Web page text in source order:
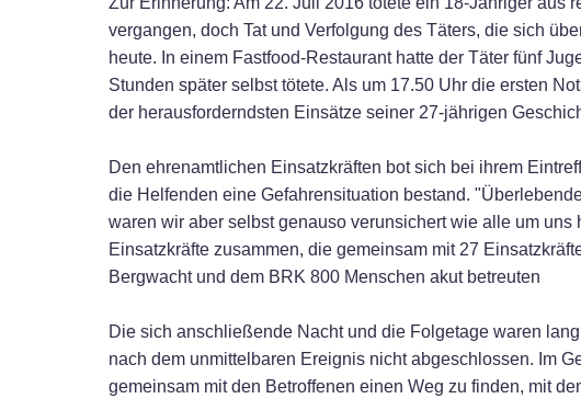
vergangen, doch Tat und Verfolgung des Täters, die sich
heute. In einem Fastfood-Restaurant hatte der Täter fünf
Stunden später selbst tötete. Als um 17.50 Uhr die ersten
der herausforderndsten Einsätze seiner 27-jährigen
Den ehrenamtlichen Einsatzkräften bot sich bei ihrem
die Helfenden eine Gefahrensituation bestand.
waren wir aber selbst genauso verunsichert wie alle um
Einsatzkräfte zusammen, die gemeinsam mit 27
Bergwacht und dem BRK 800 Menschen akut betreuten
Die sich anschließende Nacht und die Folgetage waren
nach dem unmittelbaren Ereignis nicht abgeschlossen. Im
gemeinsam mit den Betroffenen einen Weg zu finden, mit